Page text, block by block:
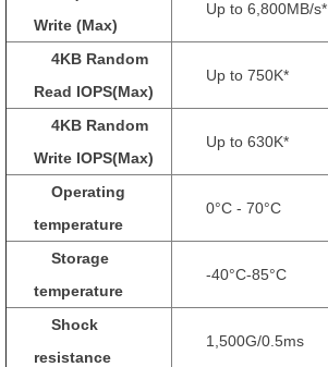
Write (Max)
Up to 6,800MB/s*
4KB Random
Read IOPS(Max)
Up to 750K*
4KB Random
Write IOPS(Max)
Up to 630K*
Operating
temperature
0°C - 70°C
Storage
temperature
-40°C-85°C
Shock
resistance
1,500G/0.5ms